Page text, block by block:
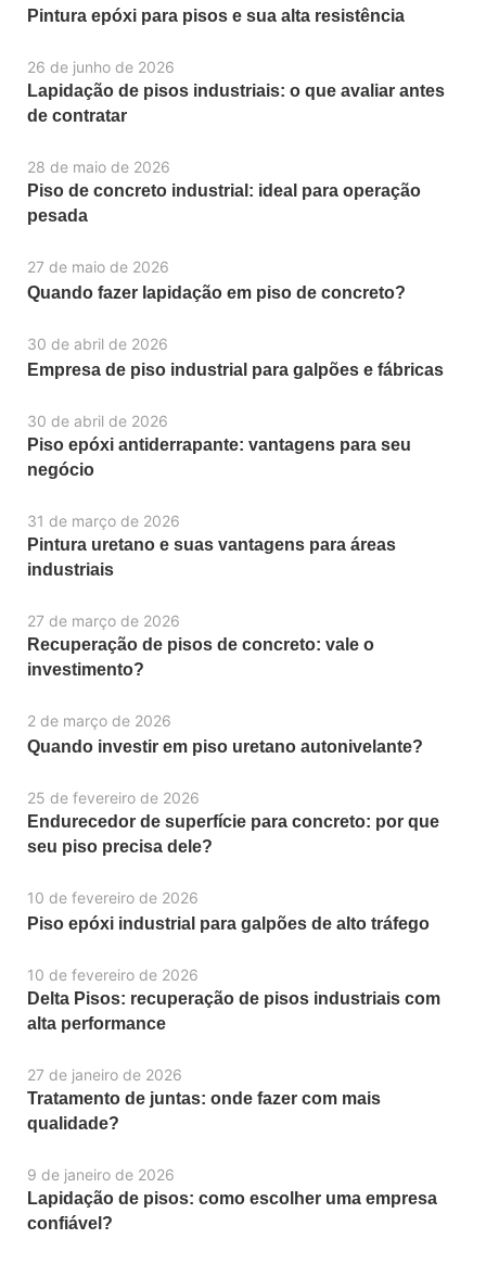
Pintura epóxi para pisos e sua alta resistência
26 de junho de 2026
Lapidação de pisos industriais: o que avaliar antes
de contratar
28 de maio de 2026
Piso de concreto industrial: ideal para operação
pesada
27 de maio de 2026
Quando fazer lapidação em piso de concreto?
30 de abril de 2026
Empresa de piso industrial para galpões e fábricas
30 de abril de 2026
Piso epóxi antiderrapante: vantagens para seu
negócio
31 de março de 2026
Pintura uretano e suas vantagens para áreas
industriais
27 de março de 2026
Recuperação de pisos de concreto: vale o
investimento?
2 de março de 2026
Quando investir em piso uretano autonivelante?
25 de fevereiro de 2026
Endurecedor de superfície para concreto: por que
seu piso precisa dele?
10 de fevereiro de 2026
Piso epóxi industrial para galpões de alto tráfego
10 de fevereiro de 2026
Delta Pisos: recuperação de pisos industriais com
alta performance
27 de janeiro de 2026
Tratamento de juntas: onde fazer com mais
qualidade?
9 de janeiro de 2026
Lapidação de pisos: como escolher uma empresa
confiável?